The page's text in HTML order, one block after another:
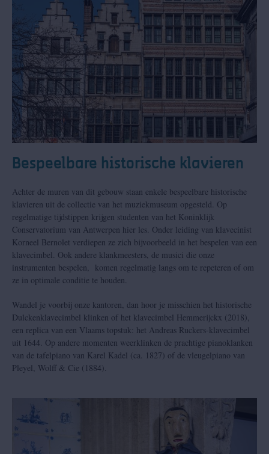
Foto: Jeroen Broeckx
Bespeelbare historische klavieren
Achter de muren van dit gebouw staan enkele bespeelbare historische
klavieren uit de collectie van het muziekmuseum opgesteld. Op
regelmatige tijdstippen krijgen studenten van het Koninklijk
Conservatorium van Antwerpen hier les. Onder leiding van klavecinist
Korneel Bernolet verdiepen ze zich bijvoorbeeld in het bespelen van een
klavecimbel. Ook andere klankmeesters, de musici die onze
instrumenten bespelen, komen regelmatig langs om te repeteren of om
ze in optimale conditie te houden.
Wandel je voorbij onze kantoren, dan hoor je misschien het historische
Dulckenklavecimbel klinken of het klavecimbel Hemmerijckx (2018),
een replica van een Vlaams topstuk: het Andreas Ruckers-klavecimbel
uit 1644. Op andere momenten weerklinken de prachtige pianoklanken
van de tafelpiano van Karel Kadel (ca. 1827) of de vleugelpiano van
Pleyel, Wolff & Cie (1884).